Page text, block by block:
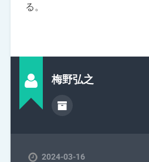
る。
梅野弘之
2024-03-16